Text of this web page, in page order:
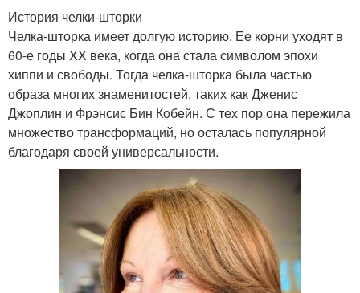
История челки-шторки
Челка-шторка имеет долгую историю. Ее корни уходят в
60-е годы XX века, когда она стала символом эпохи
хиппи и свободы. Тогда челка-шторка была частью
образа многих знаменитостей, таких как Дженис
Джоплин и Фрэнсис Бин Кобейн. С тех пор она пережила
множество трансформаций, но осталась популярной
благодаря своей универсальности.